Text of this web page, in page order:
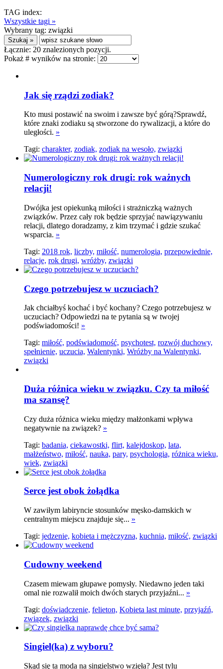
TAG index:
Wszystkie tagi »
Wybrany tag: związki
Łącznie: 20 znalezionych pozycji.
Pokaż # wyników na stronie:
Jak się rządzi zodiak?
Kto musi postawić na swoim i zawsze być górą?Sprawdź,
które znaki zodiaku są stworzone do rywalizacji, a które do
uległości. »
Tagi: charakter, zodiak, zodiak na wesoło, związki
Numerologiczny rok drugi: rok ważnych
relacji!
Dwójka jest opiekunką miłości i strażniczką ważnych
związków. Przez cały rok będzie sprzyjać nawiązywaniu
relacji, dlatego doradzamy, z kim trzymać i gdzie szukać
wsparcia. »
Tagi: 2018 rok, liczby, miłość, numerologia, przepowiednie,
relacje, rok drugi, wróżby, związki
Czego potrzebujesz w uczuciach?
Jak chciałbyś kochać i być kochany? Czego potrzebujesz w
uczuciach? Odpowiedzi na te pytania są w twojej
podświadomości! »
Tagi: miłość, podświadomość, psychotest, rozwój duchowy,
spełnienie, uczucia, Walentynki, Wróżby na Walentynki,
związki
Duża różnica wieku w związku. Czy ta miłość
ma szansę?
Czy duża różnica wieku między małżonkami wpływa
negatywnie na związek? »
Tagi: badania, ciekawostki, flirt, kalejdoskop, lata,
małżeństwo, miłość, nauka, pary, psychologia, różnica wieku,
wiek, związki
Serce jest obok żołądka
W zawiłym labiryncie stosunków męsko-damskich w
centralnym miejscu znajduje się... »
Tagi: jedzenie, kobieta i mężczyzna, kuchnia, miłość, związki
Cudowny weekend
Czasem miewam głupawe pomysły. Niedawno jeden taki
omal nie rozwalił moich dwóch starych przyjaźni... »
Tagi: doświadczenie, felieton, Kobieta last minute, przyjaźń,
związek, związki
Singiel(ka) z wyboru?
Skąd się ta moda na singielstwo wzięła? Jest tylu